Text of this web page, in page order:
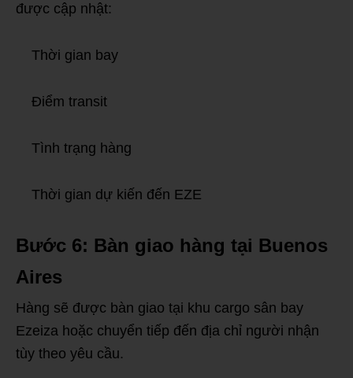
được cập nhật:
Thời gian bay
Điểm transit
Tình trạng hàng
Thời gian dự kiến đến EZE
Bước 6: Bàn giao hàng tại Buenos
Aires
Hàng sẽ được bàn giao tại khu cargo sân bay
Ezeiza hoặc chuyển tiếp đến địa chỉ người nhận
tùy theo yêu cầu.